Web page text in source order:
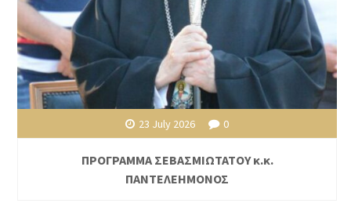
23 July 2026 0
ΠΡΟΓΡΑΜΜΑ ΣΕΒΑΣΜΙΩΤΑΤΟΥ κ.κ.
ΠΑΝΤΕΛΕΗΜΟΝΟΣ